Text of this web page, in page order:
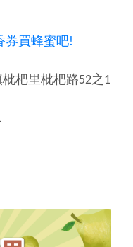
券買蜂蜜吧!
杷里枇杷路52之1